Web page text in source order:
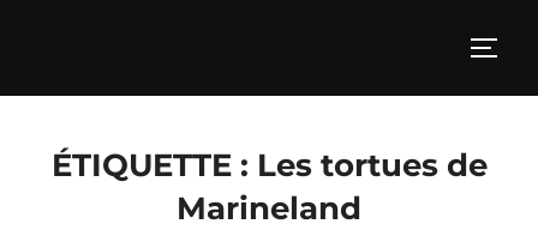
ÉTIQUETTE : Les tortues de
Marineland